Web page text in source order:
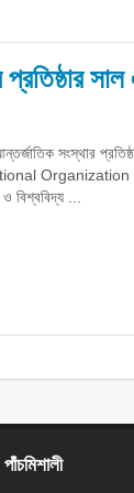
সংস্থার
বিশ্ববিদ্য ...
পাঁচমিশালী